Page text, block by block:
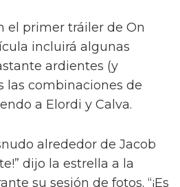
el primer tráiler de On
incluirá algunas
ardientes (y
las combinaciones de
a Elordi y Calva.
alrededor de Jacob
dijo la estrella a la
su sesión de fotos. “¡Es